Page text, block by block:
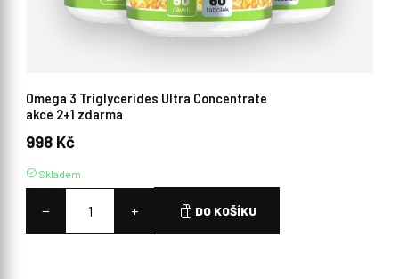
Omega 3 Triglycerides Ultra Concentrate
akce 2+1 zdarma
998 Kč
Skladem
− + DO KOŠÍKU